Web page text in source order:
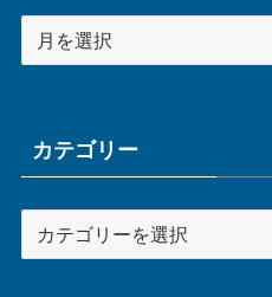
ー
ブカテゴリー